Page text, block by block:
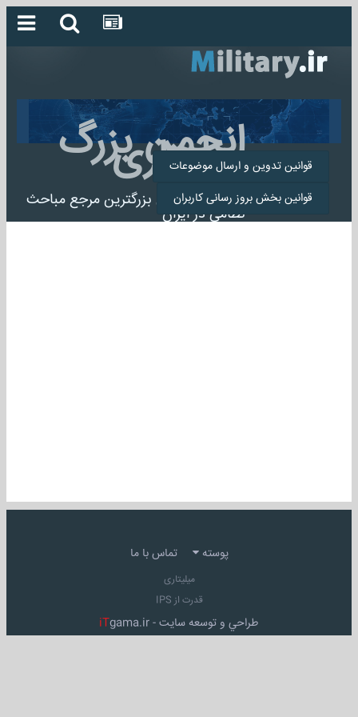
انجمن بزرگ
میلیتاری
انجمن میلیتاری بزرگترین مرجع مباحث
نظامی در ایران
قوانین تدوین و ارسال موضوعات
قوانین بخش بروز رسانی کاربران
پوسته تماس با ما
میلیتاری
قدرت از IPS
طراحي و توسعه سايت - iTgama.ir